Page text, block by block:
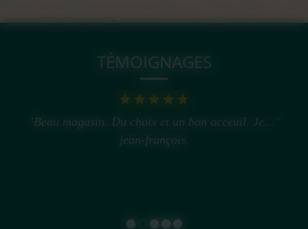
TÉMOIGNAGES
"Beau magasin. Du choix et un bon acceuil. Je..."
jean-françois.